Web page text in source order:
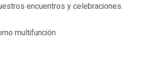
encuentros y celebraciones.
multifunción